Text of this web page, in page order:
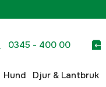
0345 - 400 00
Hund Djur & Lantbruk